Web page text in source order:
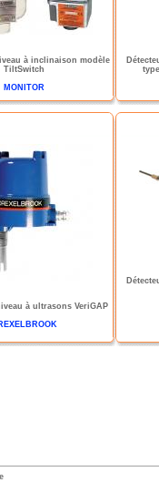
à inclinaison modèle
TiltSwitch
MONITOR
à ultrasons VeriGAP